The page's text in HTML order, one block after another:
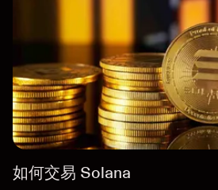
如何交易 Solana